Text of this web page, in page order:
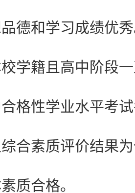
和学习成绩优
籍且高中阶段一
性学业水平考试
素质评价结果为
合格。